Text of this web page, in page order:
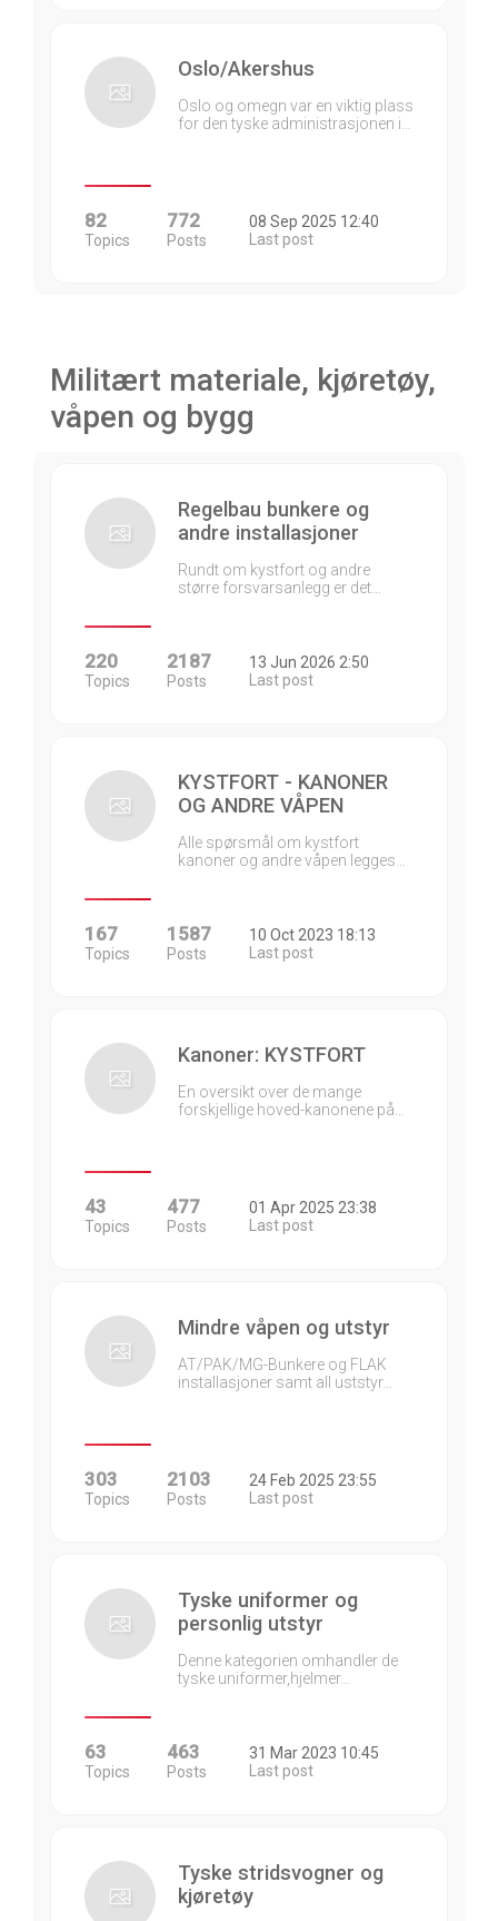
Oslo/Akershus
Oslo og omegn var en viktig plass
for den tyske administrasjonen i…
82
Topics
772
Posts
08 Sep 2025 12:40
Last post
Militært materiale, kjøretøy,
våpen og bygg
Regelbau bunkere og
andre installasjoner
Rundt om kystfort og andre
større forsvarsanlegg er det…
220
Topics
2187
Posts
13 Jun 2026 2:50
Last post
KYSTFORT - KANONER
OG ANDRE VÅPEN
Alle spørsmål om kystfort
kanoner og andre våpen legges…
167
Topics
1587
Posts
10 Oct 2023 18:13
Last post
Kanoner: KYSTFORT
En oversikt over de mange
forskjellige hoved-kanonene på…
43
Topics
477
Posts
01 Apr 2025 23:38
Last post
Mindre våpen og utstyr
AT/PAK/MG-Bunkere og FLAK
installasjoner samt all uststyr…
303
Topics
2103
Posts
24 Feb 2025 23:55
Last post
Tyske uniformer og
personlig utstyr
Denne kategorien omhandler de
tyske uniformer,hjelmer…
63
Topics
463
Posts
31 Mar 2023 10:45
Last post
Tyske stridsvogner og
kjøretøy